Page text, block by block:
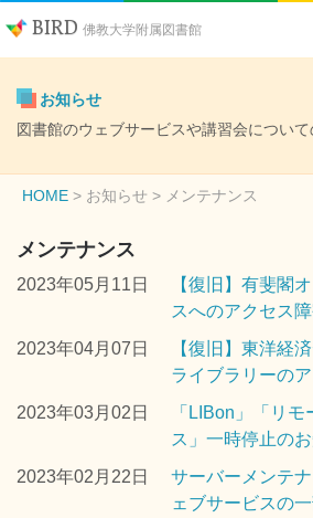
BIRD 佛教大学附属図書館
お知らせ
図書館のウェブサービスや講習会について
HOME お知らせ > メンテナンス
メンテナンス
2023年05月11日
【復旧】有斐閣
スへのアクセス
2023年04月07日
【復旧】東洋経
ライブラリーの
2023年03月02日
「LIBon」「リ
ス」一時停止の
2023年02月22日
サーバーメンテ
ェブサービスの